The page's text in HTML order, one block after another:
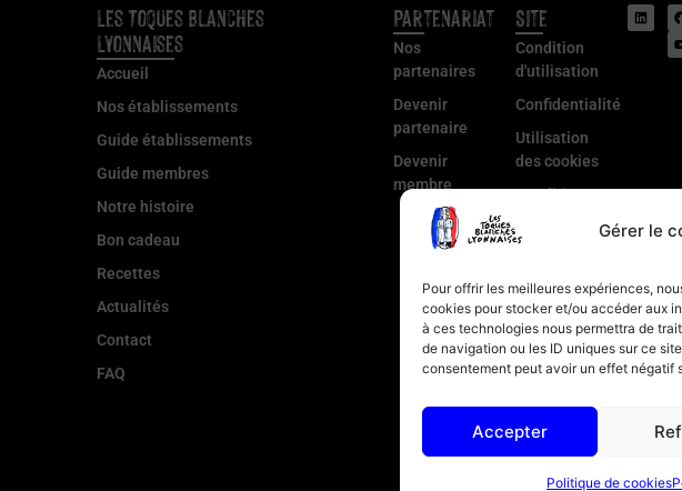
Gérer le
Pour offrir les meilleures expériences,
cookies pour stocker et/ou accéder aux
à ces technologies nous permettra de
de navigation ou les ID uniques sur ce
consentement peut avoir un effet
Accepter
Politique de cookies
Les Toques Blanches
Lyonnaises
Accueil
Nos établissements
Guide établissements
Guide membres
Notre histoire
Bon cadeau
Recettes
Actualités
Contact
FAQ
Partenariat
Nos
partenaires
Devenir
partenaire
Devenir
membre
Site
Condition
d'utilisation
Confidentialité
Utilisation
des cookies
Conditions
de Vente
légales